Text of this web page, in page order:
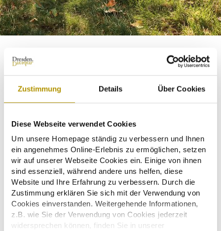
Zustimmung Details Über Cookies
Diese Webseite verwendet Cookies
Um unsere Homepage ständig zu verbessern und Ihnen
ein angenehmes Online-Erlebnis zu ermöglichen, setzen
wir auf unserer Webseite Cookies ein. Einige von ihnen
sind essenziell, während andere uns helfen, diese
Website und Ihre Erfahrung zu verbessern. Durch die
Zustimmung erklären Sie sich mit der Verwendung von
Cookies einverstanden. Weitergehende Informationen,
z.B. wie Sie der Verwendung von Cookies jederzeit
widersprechen können, finden Sie in unserer
Kostenlose Serviceleistungen:
Information & Beratung
Vermittlung und Angebotsunterbreitung von
Beratung für passende Rahmenprogramme
Vermittlung vergünstigter Bahn- und Kongresstickets
Werbe- & Informationsmaterial
Site-Inspections